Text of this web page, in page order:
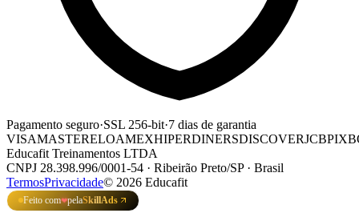
Pagamento seguro·SSL 256-bit·7 dias de garantia
VISAMASTERELOAMEXHIPERDINERSDISCOVERJCBPIX
Educafit Treinamentos LTDA
CNPJ 28.398.996/0001-54 · Ribeirão Preto/SP · Brasil
TermosPrivacidade© 2026 Educafit
Feito com❤pelaSkillAds